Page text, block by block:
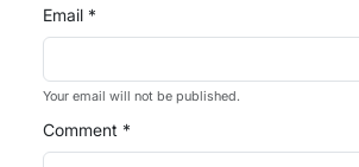
Email *
Your email will not be published.
Comment *